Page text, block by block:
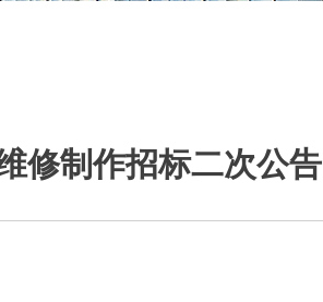
修制作招标二次公告